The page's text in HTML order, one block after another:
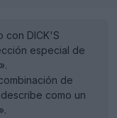
con DICK'S
especial de
de
como un